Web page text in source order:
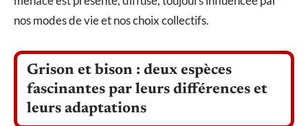
nos modes de vie et nos choix collectifs.
Grison et bison : deux espèces
fascinantes par leurs différences et
leurs adaptations